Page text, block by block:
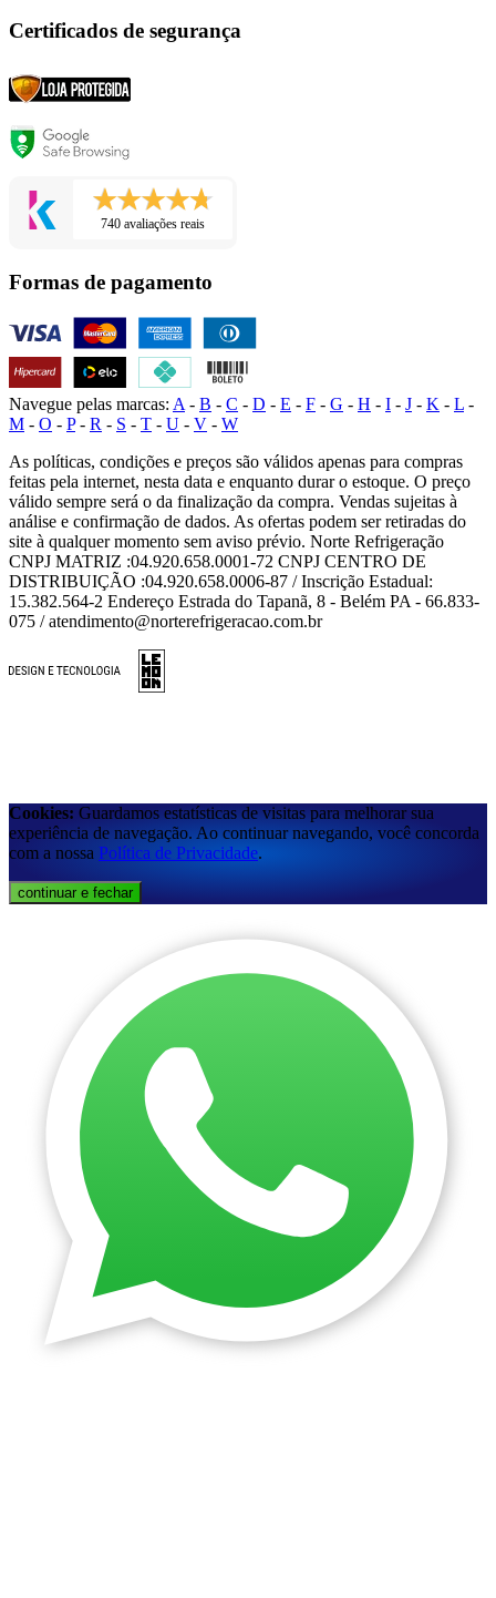
Certificados de segurança
740 avaliações reais
Formas de pagamento
Navegue pelas marcas: A - B - C - D - E - F - G - H - I - J - K - L -
M - O - P- R - S - T - U - V - W
As políticas, condições e preços são válidos apenas para compras
feitas pela internet, nesta data e enquanto durar o estoque. O preço
válido sempre será o da finalização da compra. Vendas sujeitas à
análise e confirmação de dados. As ofertas podem ser retiradas do
site à qualquer momento sem aviso prévio. Norte Refrigeração
CNPJ MATRIZ :04.920.658.0001-72 CNPJ CENTRO DE
DISTRIBUIÇÃO :04.920.658.0006-87 / Inscrição Estadual:
15.382.564-2 Endereço Estrada do Tapanã, 8 - Belém PA - 66.833-
075 / atendimento@norterefrigeracao.com.br
Cookies: Guardamos estatísticas de visitas para melhorar sua
experiência de navegação. Ao continuar navegando, você concorda
com a nossa Política de Privacidade.
continuar e fechar